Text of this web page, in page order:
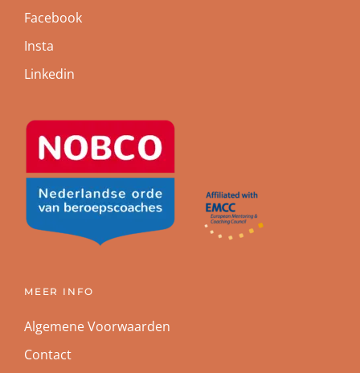
Facebook
Insta
Linkedin
MEER INFO
Algemene Voorwaarden
Contact